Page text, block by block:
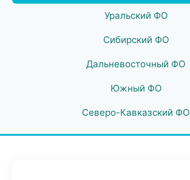
Уральский ФО
Сибирский ФО
Дальневосточный ФО
Южный ФО
Северо-Кавказский ФО